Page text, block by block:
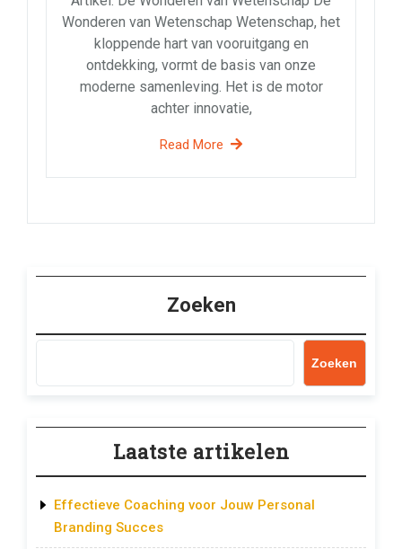
Wonderen van Wetenschap Wetenschap, het
kloppende hart van vooruitgang en
ontdekking, vormt de basis van onze
moderne samenleving. Het is de motor
achter innovatie,
Read More
Zoeken
Zoeken
Laatste artikelen
Effectieve Coaching voor Jouw Personal
Branding Succes